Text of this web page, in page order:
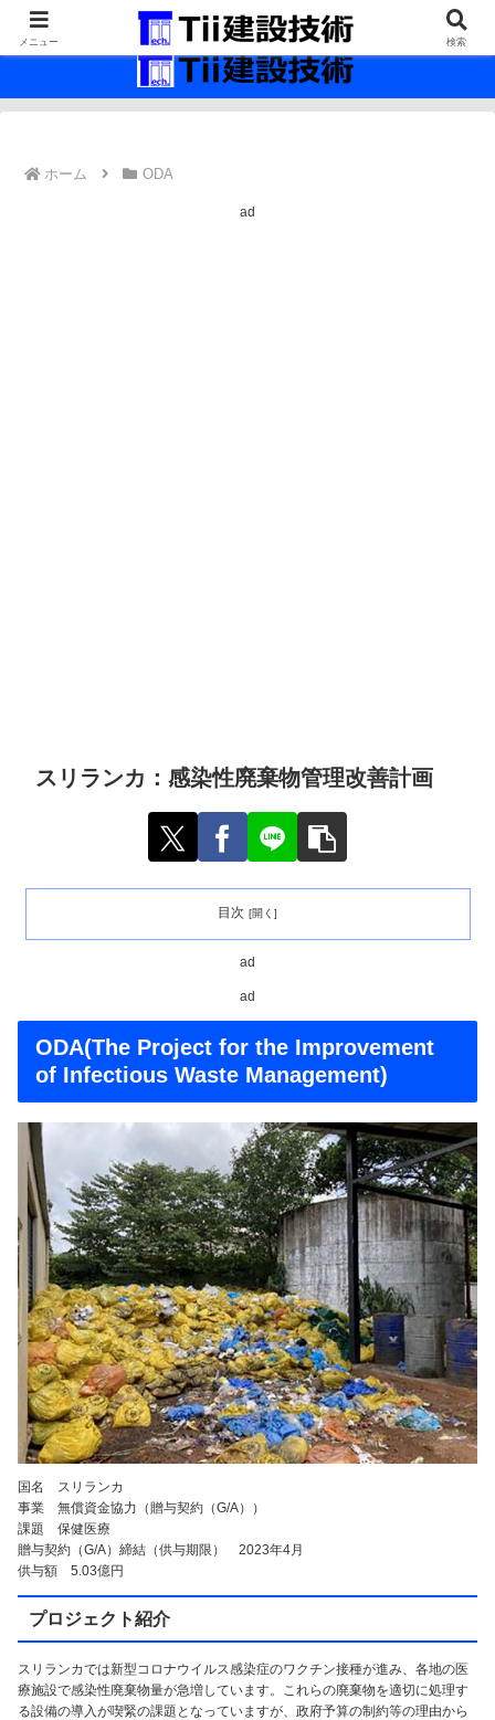
最新の建設技術の情報インフラ。
ホーム ODA
ad
スリランカ：感染性廃棄物管理改善計画
目次
ad
ad
ODA(The Project for the Improvement
of Infectious Waste Management)
国名 スリランカ
事業 無償資金協力（贈与契約（G/A））
課題 保健医療
贈与契約（G/A）締結（供与期限） 2023年4月
供与額 5.03億円
プロジェクト紹介
スリランカでは新型コロナウイルス感染症のワクチン接種が進み、各地の医
療施設で感染性廃棄物量が急増しています。これらの廃棄物を適切に処理す
る設備の導入が喫緊の課題となっていますが、政府予算の制約等の理由から
メニュー 検索